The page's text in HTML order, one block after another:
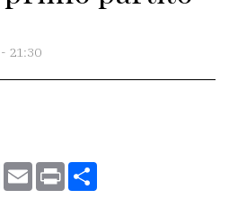
21:30
Telegram
EmailPrint